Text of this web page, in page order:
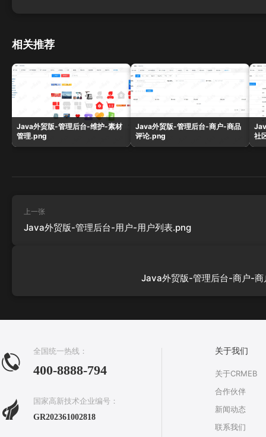
相关推荐
Java外贸版-管理后台-维护-素材
管理.png
Java外贸版-管理后台-商户-商品
评论.png
社
上一张
Java外贸版-管理后台-用户-用户列表.png
Java外贸版-管理后台-商户-商
全国统一热线：
400-8888-794
国家高新技术企业编号：
GR202361002818
关于我们
关于CRMEB
合作伙伴
新闻动态
联系我们